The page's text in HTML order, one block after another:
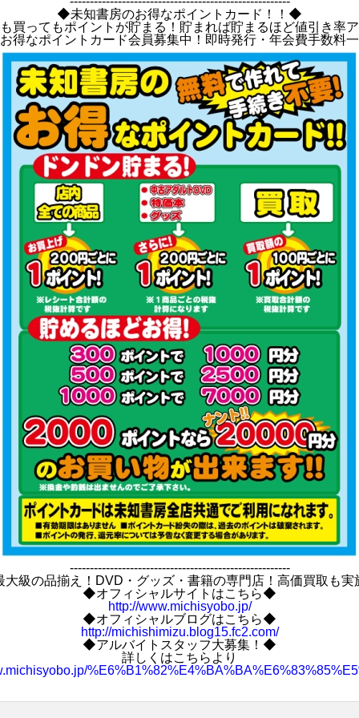
◆未知書房のお得なポイントカード！！◆
買ってもポイントが貯まる！貯まれば貯まるほど値引き率ア
得なポイントカード会員募集中！即時発行・年会費手数料一
-------------------------------------------------------
大級の品揃え！DVD・グッズ・書籍の専門店！高価買取も実
◆オフィシャルサイトはこちら◆
http://www.michisyobo.jp/
◆オフィシャルブログはこちら◆
http://michishimizu.blog15.fc2.com/
◆アルバイトスタッフ大募集！◆
詳しくはこちらより